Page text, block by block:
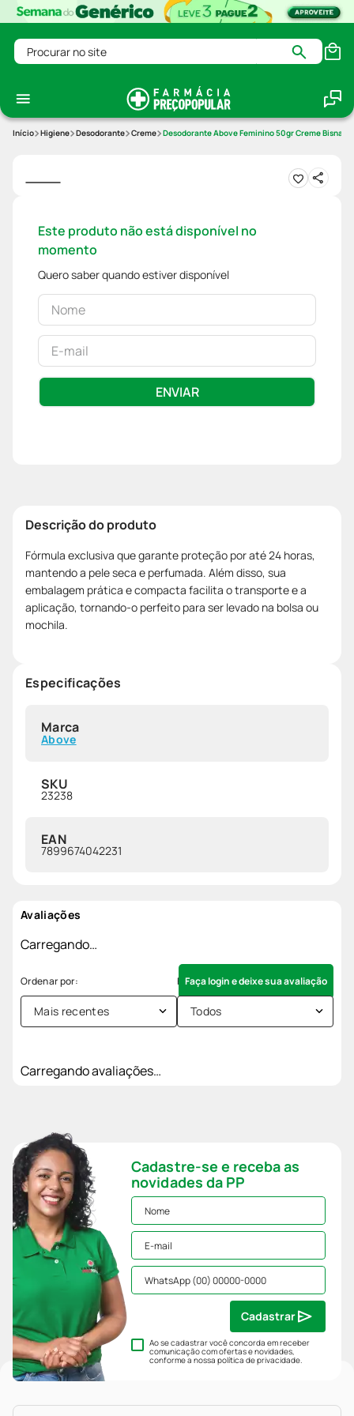
Procurar no site
Higiene Desodorante Creme Desodorante Above Feminino 50gr Creme
Este produto não está disponível no
momento
Quero saber quando estiver disponível
ENVIAR
Descrição do produto
Fórmula exclusiva que garante proteção por até 24 horas,
mantendo a pele seca e perfumada. Além disso, sua
embalagem prática e compacta facilita o transporte e a
aplicação, tornando-o perfeito para ser levado na bolsa ou
mochila.
Especificações
Marca
Above
SKU
23238
EAN
7899674042231
Avaliações
Carregando…
Faça login e deixe sua avaliação
Mais recentes Todos
Carregando avaliações…
Cadastre-se e receba as
novidades da PP
Ao se cadastrar você concorda em receber
comunicação com ofertas e novidades,
conforme a nossapolítica de privacidade.
Cadastrar